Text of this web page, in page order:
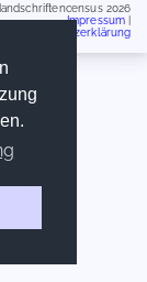
2026
Impressum
Datenschutzerklärung